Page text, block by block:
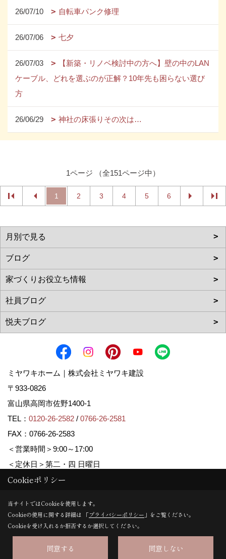
26/07/10 自転車パンク修理
26/07/06 七夕
26/07/03
【新築・リノベ検討中の方へ】壁の中のLAN
ケーブル、どれを選ぶのが正解？10年先も困らない選び
方
26/06/29 神社の床張りその次は…
1ページ （全151ページ中）
1 2 3 4 5 6
ミヤワキホーム｜株式会社ミヤワキ建設
〒933-0826
富山県高岡市佐野1400-1
TEL： 0120-26-2582 / 0766-26-2581
FAX：0766-26-2583
＜営業時間＞9:00～17:00
＜定休日＞第二・四 日曜日
Copyright (c) MIYAWAKI HOME. All Rights Reserved.
Produced byゴデスクリエイト
Cookieポリシー
当サイトではCookieを使用します。
Cookieの使用に関する詳細は 「プライバシーポリシー 」をご覧ください。
Cookieを受け入れるか拒否するか選択してください。
同意する 同意しない